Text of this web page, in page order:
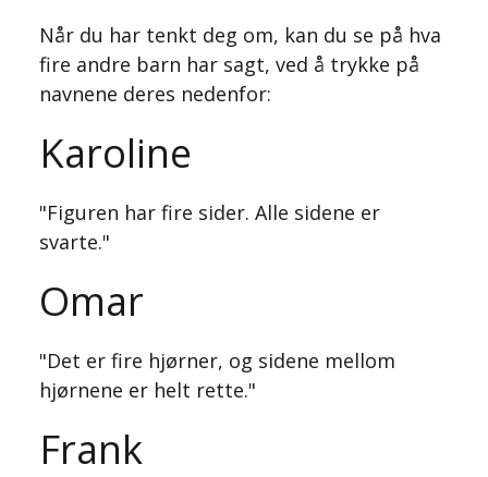
Når du har tenkt deg om, kan du se på hva
fire andre barn har sagt, ved å trykke på
navnene deres nedenfor:
Karoline
"Figuren har fire sider. Alle sidene er
svarte."
Omar
"Det er fire hjørner, og sidene mellom
hjørnene er helt rette."
Frank